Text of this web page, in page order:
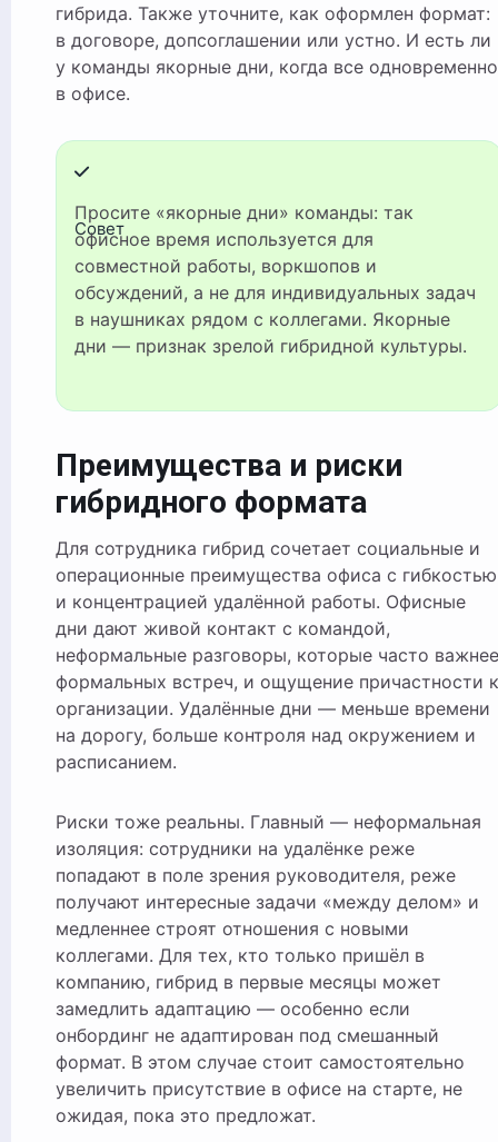
гибрида. Также уточните, как оформлен формат:
в договоре, допсоглашении или устно. И есть ли
у команды якорные дни, когда все одновременно
в офисе.
Совет
Просите «якорные дни» команды: так
офисное время используется для
совместной работы, воркшопов и
обсуждений, а не для индивидуальных задач
в наушниках рядом с коллегами. Якорные
дни — признак зрелой гибридной культуры.
Преимущества и риски
гибридного формата
Для сотрудника гибрид сочетает социальные и
операционные преимущества офиса с гибкостью
и концентрацией удалённой работы. Офисные
дни дают живой контакт с командой,
неформальные разговоры, которые часто важнее
формальных встреч, и ощущение причастности к
организации. Удалённые дни — меньше времени
на дорогу, больше контроля над окружением и
расписанием.
Риски тоже реальны. Главный — неформальная
изоляция: сотрудники на удалёнке реже
попадают в поле зрения руководителя, реже
получают интересные задачи «между делом» и
медленнее строят отношения с новыми
коллегами. Для тех, кто только пришёл в
компанию, гибрид в первые месяцы может
замедлить адаптацию — особенно если
онбординг не адаптирован под смешанный
формат. В этом случае стоит самостоятельно
увеличить присутствие в офисе на старте, не
ожидая, пока это предложат.